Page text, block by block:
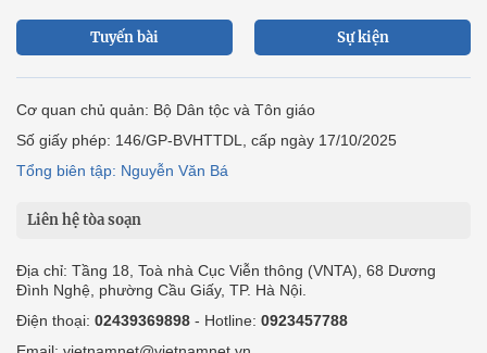
Tuyến bài Sự kiện
Cơ quan chủ quản: Bộ Dân tộc và Tôn giáo
Số giấy phép: 146/GP-BVHTTDL, cấp ngày 17/10/2025
Tổng biên tập: Nguyễn Văn Bá
Liên hệ tòa soạn
Địa chỉ: Tầng 18, Toà nhà Cục Viễn thông (VNTA), 68 Dương
Đình Nghệ, phường Cầu Giấy, TP. Hà Nội.
Điện thoại: 02439369898 - Hotline: 0923457788